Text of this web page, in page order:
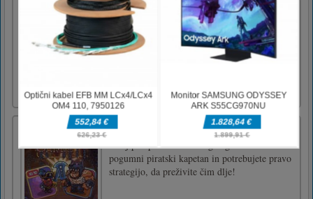
journey of Antibody
Be the mighty antibody in your body.
Upgrade yourself to be stronger, destroy all
the bacteria, and collect ally to help you
neutralize your body.Mouse - Left-click -
and drag
Gusarske karte
V tej potepuški kartaški igri igrate kot
pogumni piratski kapetan in potrebujete pravo
strategijo, da preživite čim dlje!